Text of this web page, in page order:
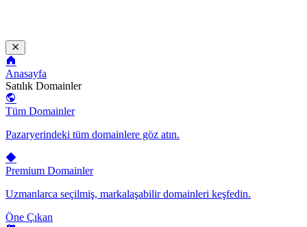
Anasayfa
Satılık Domainler
Tüm Domainler
Pazaryerindeki tüm domainlere göz atın.
Premium Domainler
Uzmanlarca seçilmiş, markalaşabilir domainleri keşfedin.
Öne Çıkan